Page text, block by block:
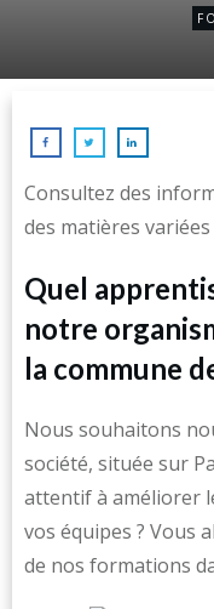
Consultez des
des matières variées
Quel
notre
la commune
Nous souhaitons
société, située sur
attentif à améliorer
vos équipes ? Vous
de nos formations